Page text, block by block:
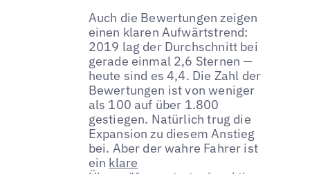
Auch die Bewertungen zeigen
einen klaren Aufwärtstrend:
2019 lag der Durchschnitt bei
gerade einmal 2,6 Sternen —
heute sind es 4,4. Die Zahl der
Bewertungen ist von weniger
als 100 auf über 1.800
gestiegen. Natürlich trug die
Expansion zu diesem Anstieg
bei. Aber der wahre Fahrer ist
ein klare